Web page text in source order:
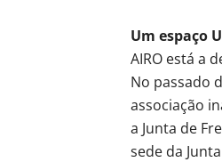
Um espaço
AIRO está a
No passado
associação
a Junta de
sede da